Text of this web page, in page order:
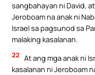
sangbahayan ni David,
Jeroboam na anak ni
Israel sa pagsunod sa
malaking kasalanan.
22 At ang mga anak ni
kasalanan ni Jeroboam